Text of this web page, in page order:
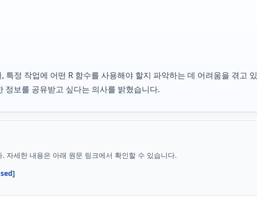
특정 작업에 어떤 R 함수를 사용해야 할지 파악하는 데 어려움을 겪고
정보를 공유받고 싶다는 의사를 밝혔습니다.
자세한 내용은 아래 원문 링크에서 확인할 수 있습니다.